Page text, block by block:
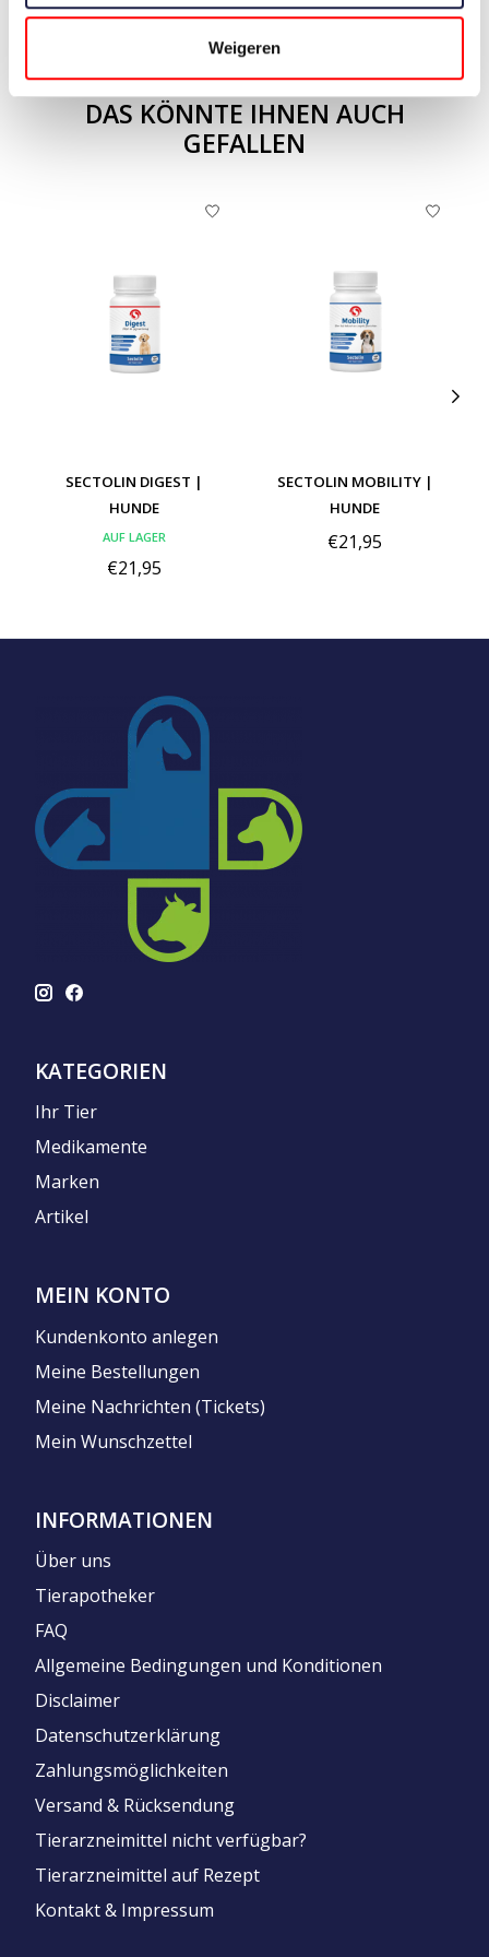
Weigeren
DAS KÖNNTE IHNEN AUCH
GEFALLEN
Produkt-Karussell-Artikel
SECTOLIN DIGEST |
HUNDE
AUF LAGER
€21,95
SECTOLIN MOBILITY |
HUNDE
€21,95
KATEGORIEN
Ihr Tier
Medikamente
Marken
Artikel
MEIN KONTO
Kundenkonto anlegen
Meine Bestellungen
Meine Nachrichten (Tickets)
Mein Wunschzettel
INFORMATIONEN
Über uns
Tierapotheker
FAQ
Allgemeine Bedingungen und Konditionen
Disclaimer
Datenschutzerklärung
Zahlungsmöglichkeiten
Versand & Rücksendung
Tierarzneimittel nicht verfügbar?
Tierarzneimittel auf Rezept
Kontakt & Impressum